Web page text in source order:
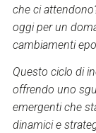
che ci
oggi per un
cambiamenti
Questo ciclo di
offrendo uno
emergenti che
dinamici e